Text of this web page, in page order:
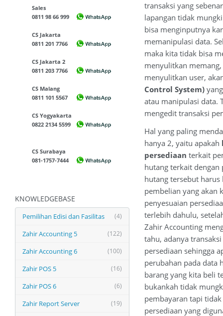
Sales
0811 98 66 999
CS Jakarta
0811 201 7766
CS Jakarta 2
0811 203 7766
CS Malang
0811 101 5567
CS Yogyakarta
0822 2134 5599
CS Surabaya
081-1757-7444
KNOWLEDGEBASE
(4)
Pemilihan Edisi dan Fasilitas
(122)
Zahir Accounting 5
(100)
Zahir Accounting 6
(16)
Zahir POS 5
(6)
Zahir POS 6
(19)
Zahir Report Server
transaksi yang
lapangan tidak
bisa menginputnya
memanipulasi data.
maka kita tidak bisa
menyulitkan
menyulitkan user,
Control System)
atau manipulasi data.
mengedit transaksi
Hal yang paling
hanya 2, yaitu apakah
persediaan terkait
hutang terkait
hutang tersebut
pembelian yang akan
penyesuaian
terlebih dahulu,
Zahir Accounting
tahu, adanya
persediaan sehingga
perubahan pada data
barang yang kita beli
bukankah tidak
pembayaran tapi
persediaan yang